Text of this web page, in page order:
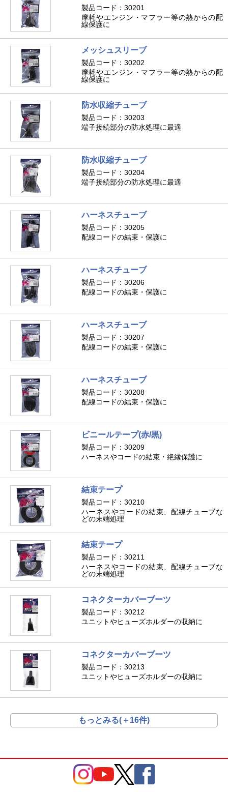
製品コード：30201
摩耗やエンジン・マフラー等の熱からの配
線保護に
メッシュスリーブ
製品コード：30202
摩耗やエンジン・マフラー等の熱からの配
線保護に
防水収縮チューブ
製品コード：30203
端子接続部分の防水処理に最適
防水収縮チューブ
製品コード：30204
端子接続部分の防水処理に最適
ハーネスチューブ
製品コード：30205
配線コードの結束・保護に
ハーネスチューブ
製品コード：30206
配線コードの結束・保護に
ハーネスチューブ
製品コード：30207
配線コードの結束・保護に
ハーネスチューブ
製品コード：30208
配線コードの結束・保護に
ビニールテープ(赤/黒)
製品コード：30209
ハーネスやコードの結束・絶縁保護に
結束テープ
製品コード：30210
ハーネスやコードの結束、配線チューブな
どの末端処理
結束テープ
製品コード：30211
ハーネスやコードの結束、配線チューブな
どの末端処理
コネクターカバーブーツ
製品コード：30212
ユニットやヒューズホルダーの収納に
コネクターカバーブーツ
製品コード：30213
ユニットやヒューズホルダーの収納に
もっとみる(＋16件)